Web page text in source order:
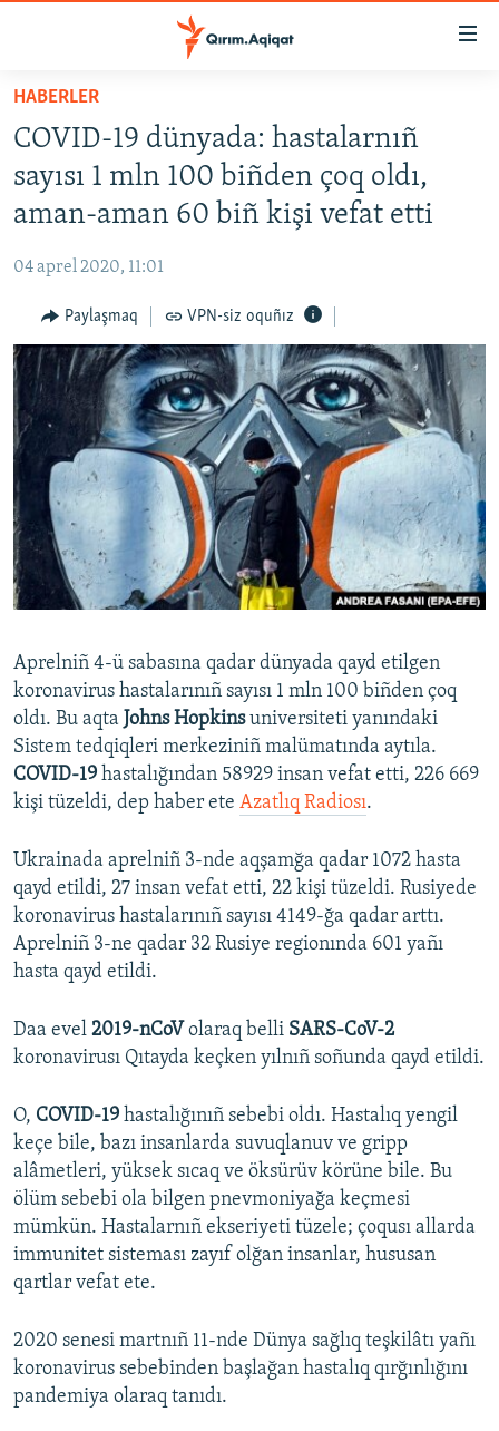
Esas
qaytmaq
Baş
navigatsiyağa
qaytmaq
Qıdıruvğa
qaytmaq
İQTİSADİYAT
MEDENİYET
İNSAN AQLARI
VİDEO
SÜRET
BLOGLAR
FİKİR
Русский
Українською
RFE/RS bütün saytları
HABERLER
COVID-19 dünyada: hastalarnıñ
sayısı 1 mln 100 biñden çoq oldı,
aman-aman 60 biñ kişi vefat etti
04 aprel 2020, 11:01
Paylaşmaq VPN-siz oquñız
Aprelniñ 4-ü sabasına qadar dünyada qayd etilgen
koronavirus hastalarınıñ sayısı 1 mln 100 biñden çoq
oldı. Bu aqta Johns Hopkinsuniversiteti yanındaki
Sistem tedqiqleri merkeziniñ malümatında aytıla.
COVID-19 hastalığından 58929 insan vefat etti, 226 669
kişi tüzeldi, dep haber ete Azatlıq Radiosı.
Ukrainada aprelniñ 3-nde aqşamğa qadar 1072 hasta
qayd etildi, 27 insan vefat etti, 22 kişi tüzeldi. Rusiyede
koronavirus hastalarınıñ sayısı 4149-ğa qadar arttı.
Aprelniñ 3-ne qadar 32 Rusiye regionında 601 yañı
hasta qayd etildi.
Daa evel 2019-nCoV olaraq belli SARS-CoV-2
koronavirusı Qıtayda keçken yılnıñ soñunda qayd etildi.
O, COVID-19 hastalığınıñ sebebi oldı. Hastalıq yengil
keçe bile, bazı insanlarda suvuqlanuv ve gripp
alâmetleri, yüksek sıcaq ve öksürüv körüne bile. Bu
ölüm sebebi ola bilgen pnevmoniyağa keçmesi
mümkün. Hastalarnıñ ekseriyeti tüzele; çoqusı allarda
immunitet sisteması zayıf olğan insanlar, hususan
qartlar vefat ete.
2020 senesi martnıñ 11-nde Dünya sağlıq teşkilâtı yañı
koronavirus sebebinden başlağan hastalıq qırğınlığını
pandemiya olaraq tanıdı.